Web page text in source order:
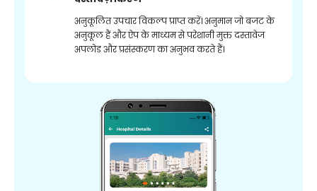
अनुकूलित उपचार विकल्प प्राप्त करें। अनुमान जो बजट के
अनुकूल हैं और ऐप के माध्यम से परेशानी मुक्त दस्तावेज
अपलोड और प्रसंस्करण का अनुभव करते हैं।